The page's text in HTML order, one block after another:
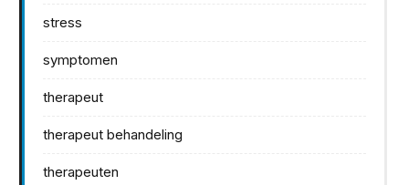
stress
symptomen
therapeut
therapeut behandeling
therapeuten